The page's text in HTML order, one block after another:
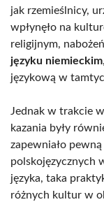
jak rzemieślnicy,
wpłynęło na
religijnym,
języku niemieckim
językową w
Jednak w trakcie
kazania były
zapewniało
polskojęzycznych
języka, taka
różnych kultur w